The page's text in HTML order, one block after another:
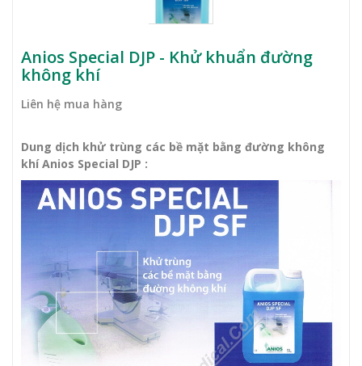
Anios Special DJP - Khử khuẩn đường
không khí
Liên hệ mua hàng
Dung dịch khử trùng các bề mặt bằng đường không
khí Anios Special DJP :